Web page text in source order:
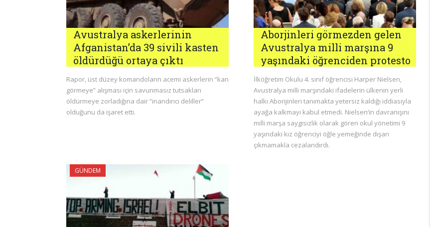
Avustralya askerlerinin
Afganistan’da 39 sivili kasten
öldürdüğü ortaya çıktı
Rapor, üst düzey komandoların acemi askerlerin “kan
görmeye” alışması için savunmasız tutsakları
öldürmeye zorladığına dair “inandırıcı deliller”
olduğunu da işaret etti.
Aborjinleri görmezden gelen
Avustralya milli marşına 9
yaşındaki öğrenciden protesto
İlköğretim Okulu 4. sınıf öğrencisi Harper Nielsen,
Avustralya milli marşındaki ifadelerin ülkenin yerli
halkı Aborijinleri tanımakta yetersiz kaldığı iddiasıyla
ayağa kalkmayı kabul etmedi. Nielsen’in davranışını
milli marşa saygısızlık olarak gören okul yönetimi 9
yaşındaki kız öğrenciyi öğle yemeğinde dışarı
çıkmamakla cezalandırdı.
GÜNDEM